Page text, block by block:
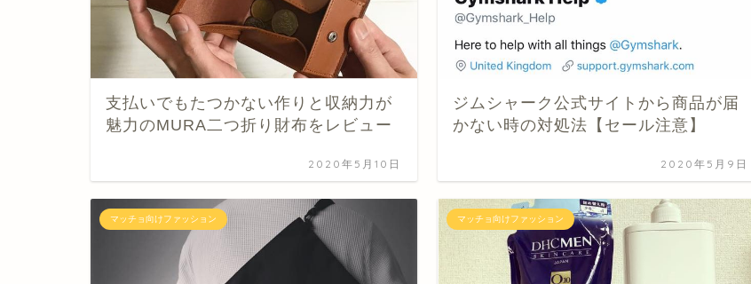
支払いでもたつかない作りと収納力が
魅力のMURA二つ折り財布をレビュー
2020年5月10日
ジムシャーク公式サイトから商品が届
かない時の対処法【セール注意】
2020年5月9日
マッチョ向けファッション マッチョ向けファッション